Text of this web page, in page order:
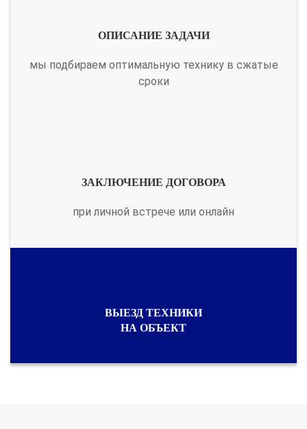
ОПИСАНИЕ ЗАДАЧИ
мы подбираем оптимальную технику в сжатые
сроки
ЗАКЛЮЧЕНИЕ ДОГОВОРА
при личной встрече или онлайн
ВЫЕЗД ТЕХНИКИ
НА ОБЪЕКТ